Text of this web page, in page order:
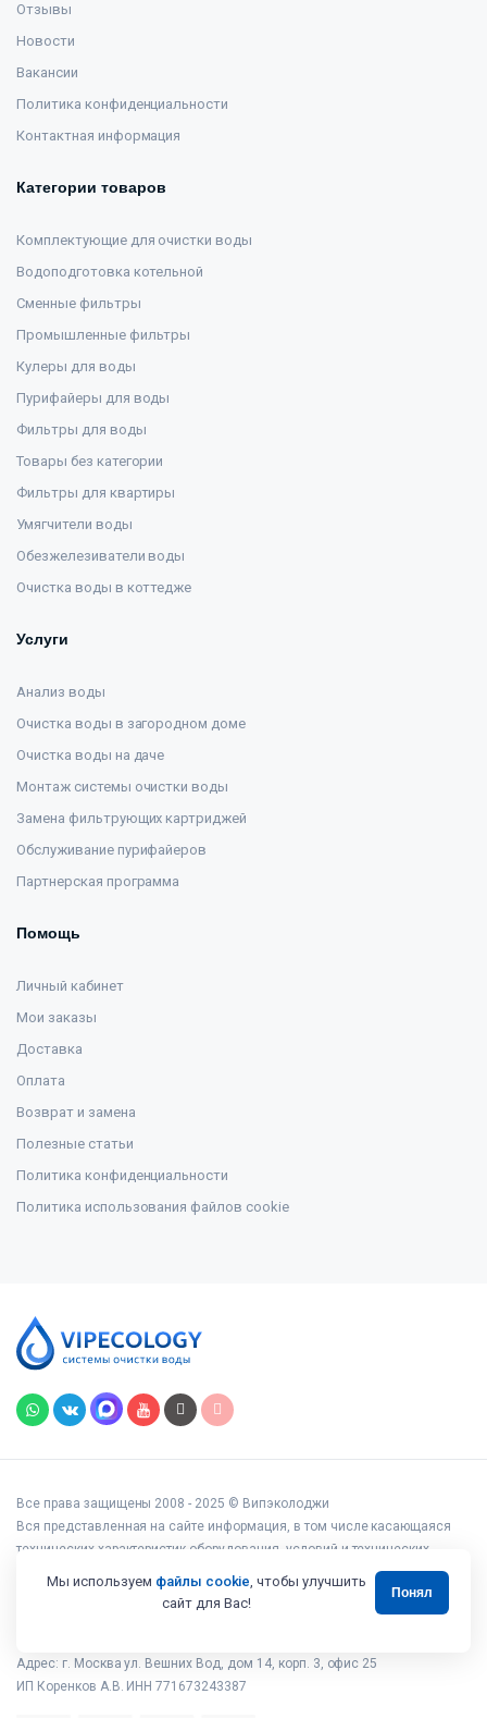
Отзывы
Новости
Вакансии
Политика конфиденциальности
Контактная информация
Категории товаров
Комплектующие для очистки воды
Водоподготовка котельной
Сменные фильтры
Промышленные фильтры
Кулеры для воды
Пурифайеры для воды
Фильтры для воды
Товары без категории
Фильтры для квартиры
Умягчители воды
Обезжелезиватели воды
Очистка воды в коттедже
Услуги
Анализ воды
Очистка воды в загородном доме
Очистка воды на даче
Монтаж системы очистки воды
Замена фильтрующих картриджей
Обслуживание пурифайеров
Партнерская программа
Помощь
Личный кабинет
Мои заказы
Доставка
Оплата
Возврат и замена
Полезные статьи
Политика конфиденциальности
Политика использования файлов cookie
Все права защищены 2008 - 2025 © Випэколоджи
Вся представленная на сайте информация, в том числе касающаяся
технических характеристик оборудования, условий и технических
возможностей подключения, наличия на складе, стоимости товаров и
услуг, носит информационный характер и ни при каких условиях не
является публичной офертой, определяемой положениями статьи 437
Адрес: г. Москва ул. Вешних Вод, дом 14, корп. 3, офис 25
ИП Коренков А.В. ИНН 771673243387
Мы используем файлы cookie, чтобы улучшить
сайт для Вас!
Понял